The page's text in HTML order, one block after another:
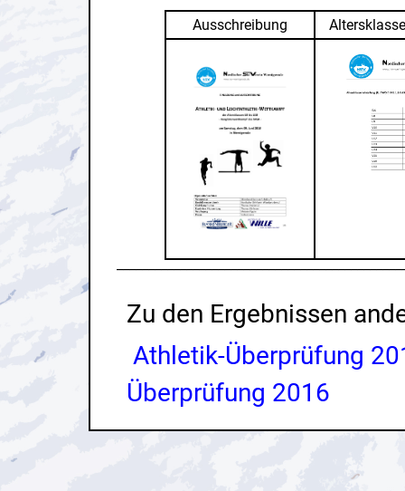
Ausschreibung
Zu den Ergebnissen
Athletik-Überprüfung
Überprüfung 2016